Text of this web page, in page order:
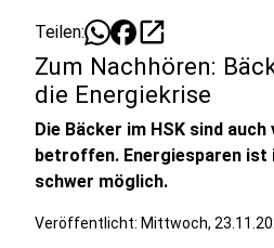
Teilen: open_in_new
Zum Nachhören:
die Energiekrise
Die Bäcker im HSK sind
betroffen. Energiesparen ist
schwer möglich.
Veröffentlicht: Mittwoch,